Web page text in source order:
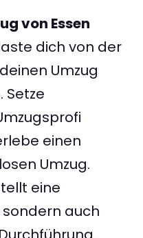
von Essen
dich von der
Umzug
Setze
einen
Umzug.
eine
auch